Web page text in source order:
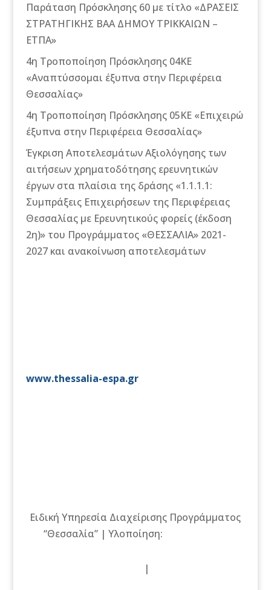
Παράταση Πρόσκλησης 60 με τίτλο «ΔΡΑΣΕΙΣ
ΣΤΡΑΤΗΓΙΚΗΣ ΒΑΑ ΔΗΜΟΥ ΤΡΙΚΚΑΙΩΝ –
ΕΤΠΑ»
4η Τροποποίηση Πρόσκλησης 04ΚΕ
«Αναπτύσσομαι έξυπνα στην Περιφέρεια
Θεσσαλίας»
4η Τροποποίηση Πρόσκλησης 05ΚΕ «Επιχειρώ
έξυπνα στην Περιφέρεια Θεσσαλίας»
Έγκριση Αποτελεσμάτων Αξιολόγησης των
αιτήσεων χρηματοδότησης ερευνητικών
έργων στα πλαίσια της δράσης «1.1.1.1:
Συμπράξεις Επιχειρήσεων της Περιφέρειας
Θεσσαλίας με Ερευνητικούς φορείς (έκδοση
2η)» του Προγράμματος «ΘΕΣΣΑΛΙΑ» 2021-
2027 και ανακοίνωση αποτελεσμάτων
www.thessalia-espa.gr
Ειδική Υπηρεσία Διαχείρισης Προγράμματος
“Θεσσαλία” | Υλοποίηση:
|